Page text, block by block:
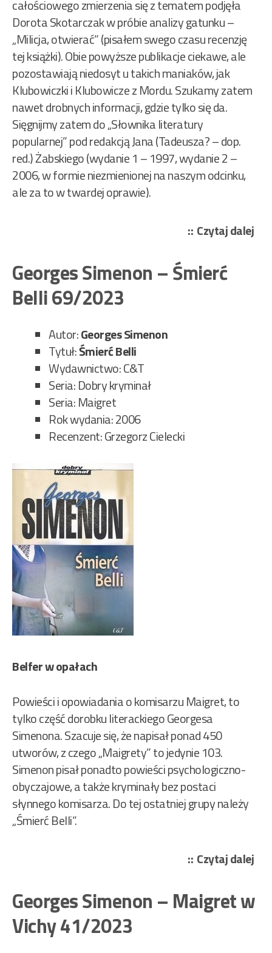
całościowego zmierzenia się z tematem podjęła
Dorota Skotarczak w próbie analizy gatunku –
„Milicja, otwierać” (pisałem swego czasu recenzję
tej książki). Obie powyższe publikacje ciekawe, ale
pozostawiają niedosyt u takich maniaków, jak
Klubowiczki i Klubowicze z Mordu. Szukamy zatem
nawet drobnych informacji, gdzie tylko się da.
Sięgnijmy zatem do „Słownika literatury
popularnej” pod redakcją Jana (Tadeusza? – dop.
red.) Żabskiego (wydanie 1 – 1997, wydanie 2 –
2006, w formie niezmienionej na naszym odcinku,
ale za to w twardej oprawie).
Czytaj dalej
Georges Simenon – Śmierć
Belli 69/2023
Autor:Georges Simenon
Tytuł:Śmierć Belli
Wydawnictwo: C&T
Seria: Dobry kryminał
Seria: Maigret
Rok wydania: 2006
Recenzent: Grzegorz Cielecki
Belfer w opałach
Powieści i opowiadania o komisarzu Maigret, to
tylko część dorobku literackiego Georgesa
Simenona. Szacuje się, że napisał ponad 450
utworów, z czego „Maigrety” to jedynie 103.
Simenon pisał ponadto powieści psychologiczno-
obyczajowe, a także kryminały bez postaci
słynnego komisarza. Do tej ostatniej grupy należy
„Śmierć Belli”.
Czytaj dalej
Georges Simenon – Maigret w
Vichy 41/2023